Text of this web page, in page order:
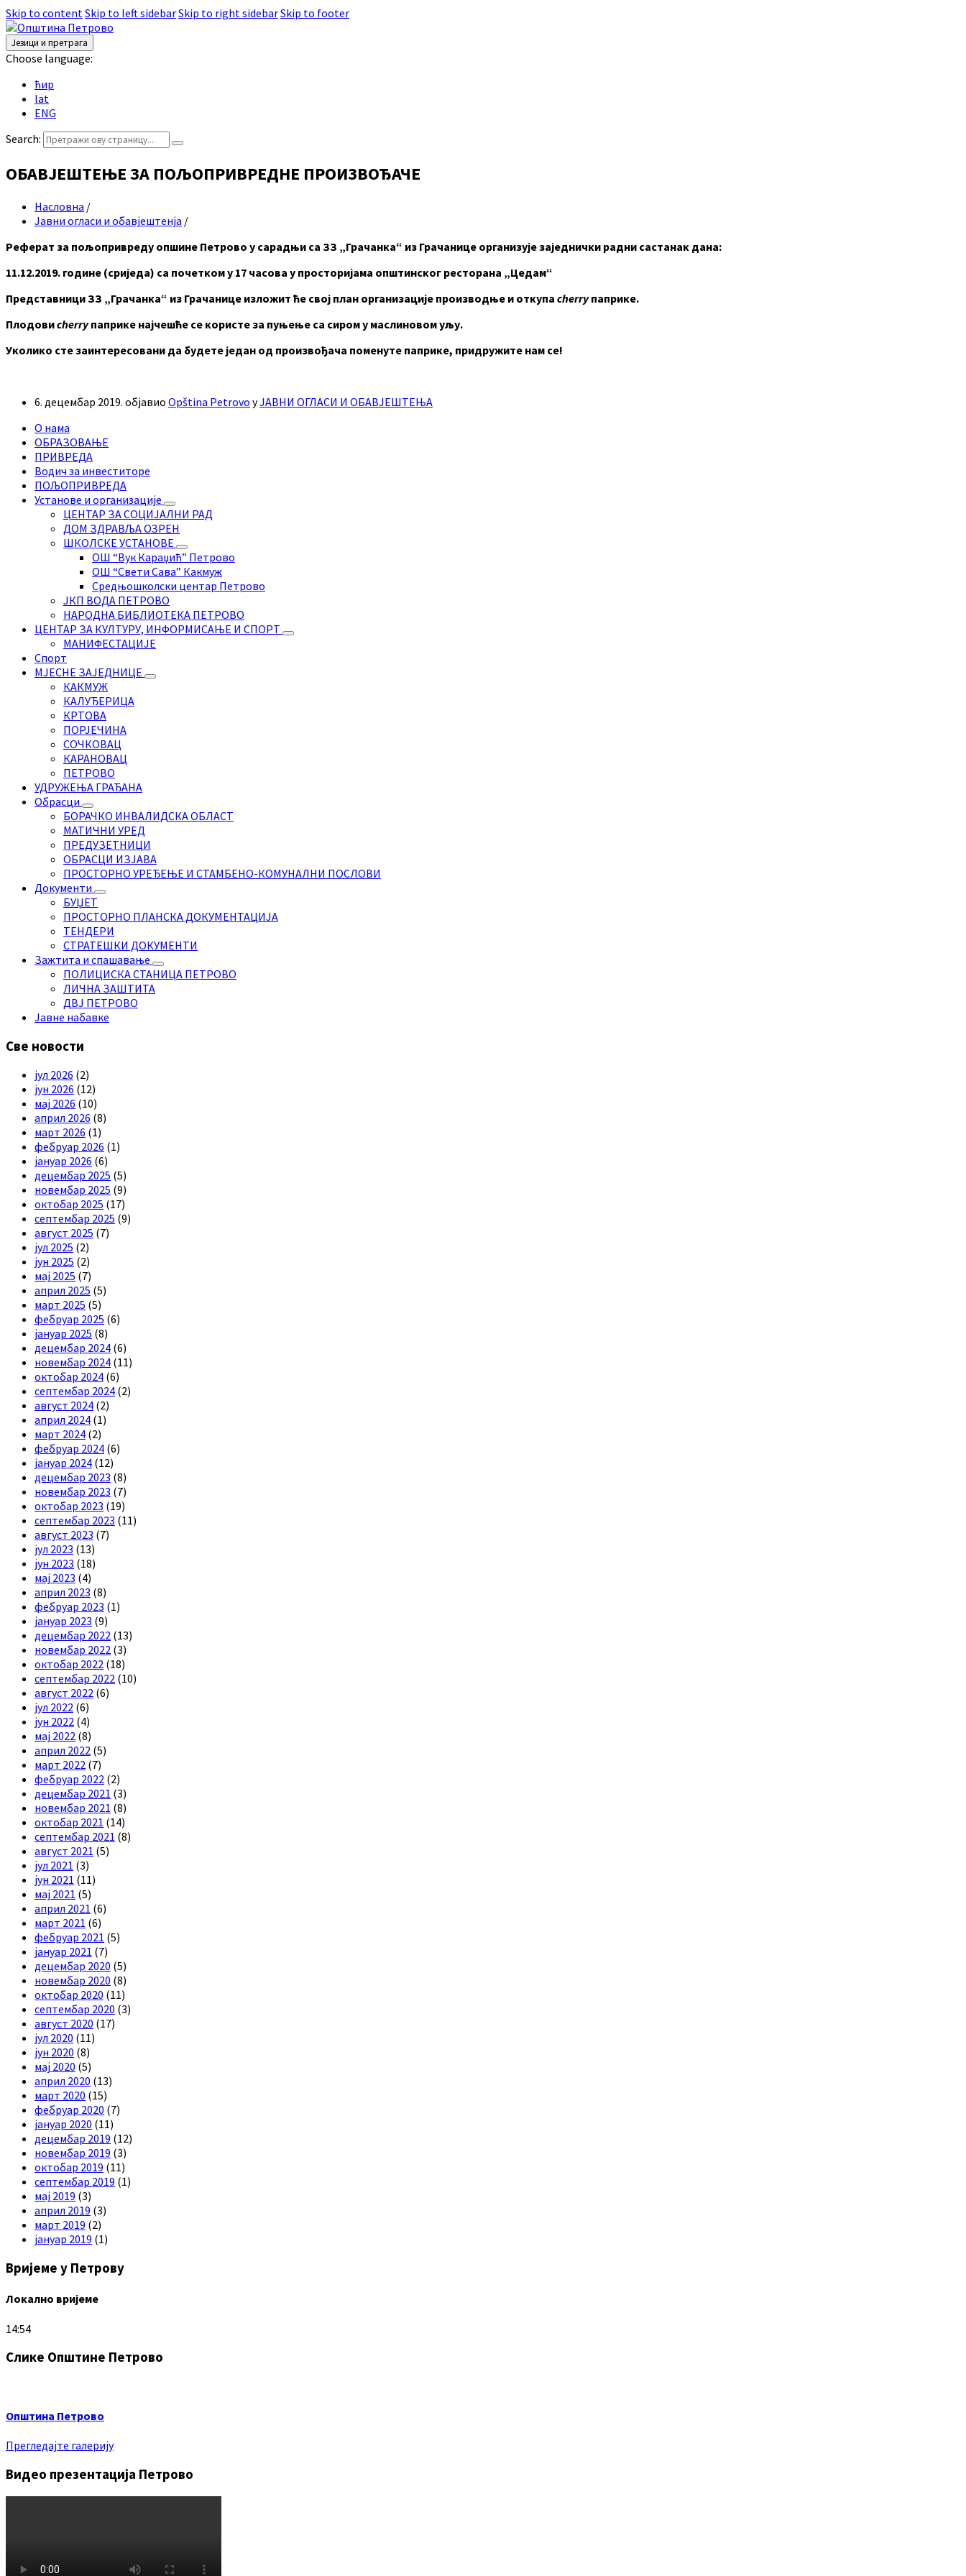
Skip to contentSkip to left sidebarSkip to right sidebarSkip to footer
Језици и претрага
Choose language:
ћир
lat
ENG
Search:
ОБАВЈЕШТЕЊЕ ЗА ПОЉОПРИВРЕДНЕ ПРОИЗВОЂАЧЕ
Насловна /
Јавни огласи и обавјештенја /
Реферат за пољопривреду опшине Петрово у сарадњи са ЗЗ „Грачанка“ из Грачанице организује заједнички радни састанак дана:
11.12.2019. године (сриједа) са почетком у 17 часова у просторијама општинског ресторана „Цедам“
Представници ЗЗ „Грачанка“ из Грачанице изложит ће свој план организације производње и откупа cherryпаприке.
Плодовиcherryпаприке најчешће се користе за пуњење са сиром у маслиновом уљу.
Уколико сте заинтересовани да будете један од произвођача поменуте паприке, придружите нам се!
6. децембар 2019. објавио Opština Petrovo уЈАВНИ ОГЛАСИ И ОБАВЈЕШТЕЊА
О нама
ОБРАЗОВАЊЕ
ПРИВРЕДА
Водич за инвеститоре
ПОЉОПРИВРЕДА
Установе и организације
ЦЕНТАР ЗА СОЦИЈАЛНИ РАД
ДОМ ЗДРАВЉА ОЗРЕН
ШКОЛСКЕ УСТАНОВЕ
ОШ “Вук Караџић” Петрово
ОШ “Свети Сава” Какмуж
Средњошколски центар Петрово
ЈКП ВОДА ПЕТРОВО
НАРОДНА БИБЛИОТЕКА ПЕТРОВО
ЦЕНТАР ЗА КУЛТУРУ, ИНФОРМИСАЊЕ И СПОРТ
МАНИФЕСТАЦИЈЕ
Спорт
МЈЕСНЕ ЗАЈЕДНИЦЕ
КАКМУЖ
КАЛУЂЕРИЦА
КРТОВА
ПОРЈЕЧИНА
СОЧКОВАЦ
КАРАНОВАЦ
ПЕТРОВО
УДРУЖЕЊА ГРАЂАНА
Обрасци
БОРАЧКО ИНВАЛИДСКА ОБЛАСТ
МАТИЧНИ УРЕД
ПРЕДУЗЕТНИЦИ
ОБРАСЦИ ИЗЈАВА
ПРОСТОРНО УРЕЂЕЊЕ И СТАМБЕНО-КОМУНАЛНИ ПОСЛОВИ
Документи
БУЏЕТ
ПРОСТОРНО ПЛАНСКА ДОКУМЕНТАЦИЈА
ТЕНДЕРИ
СТРАТЕШКИ ДОКУМЕНТИ
Зажтита и спашавање
ПОЛИЦИСКА СТАНИЦА ПЕТРОВО
ЛИЧНА ЗАШТИТА
ДВЈ ПЕТРОВО
Јавне набавке
Све новости
јул 2026 (2)
јун 2026 (12)
мај 2026 (10)
април 2026 (8)
март 2026 (1)
фебруар 2026 (1)
јануар 2026 (6)
децембар 2025 (5)
новембар 2025 (9)
октобар 2025 (17)
септембар 2025 (9)
август 2025 (7)
јул 2025 (2)
јун 2025 (2)
мај 2025 (7)
април 2025 (5)
март 2025 (5)
фебруар 2025 (6)
јануар 2025 (8)
децембар 2024 (6)
новембар 2024 (11)
октобар 2024 (6)
септембар 2024 (2)
август 2024 (2)
април 2024 (1)
март 2024 (2)
фебруар 2024 (6)
јануар 2024 (12)
децембар 2023 (8)
новембар 2023 (7)
октобар 2023 (19)
септембар 2023 (11)
август 2023 (7)
јул 2023 (13)
јун 2023 (18)
мај 2023 (4)
април 2023 (8)
фебруар 2023 (1)
јануар 2023 (9)
децембар 2022 (13)
новембар 2022 (3)
октобар 2022 (18)
септембар 2022 (10)
август 2022 (6)
јул 2022 (6)
јун 2022 (4)
мај 2022 (8)
април 2022 (5)
март 2022 (7)
фебруар 2022 (2)
децембар 2021 (3)
новембар 2021 (8)
октобар 2021 (14)
септембар 2021 (8)
август 2021 (5)
јул 2021 (3)
јун 2021 (11)
мај 2021 (5)
април 2021 (6)
март 2021 (6)
фебруар 2021 (5)
јануар 2021 (7)
децембар 2020 (5)
новембар 2020 (8)
октобар 2020 (11)
септембар 2020 (3)
август 2020 (17)
јул 2020 (11)
јун 2020 (8)
мај 2020 (5)
април 2020 (13)
март 2020 (15)
фебруар 2020 (7)
јануар 2020 (11)
децембар 2019 (12)
новембар 2019 (3)
октобар 2019 (11)
септембар 2019 (1)
мај 2019 (3)
април 2019 (3)
март 2019 (2)
јануар 2019 (1)
Вријеме у Петрову
Локално вријеме
14:54
Слике Општине Петрово
Општина Петрово
Прегледајте галерију
Видео презентација Петрово